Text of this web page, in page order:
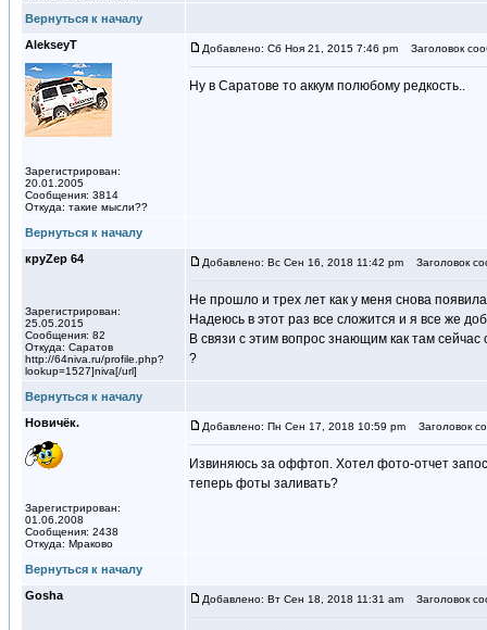
Вернуться к началу
AlekseyT
Зарегистрирован:
20.01.2005
Сообщения: 3814
Откуда: такие мысли??
Добавлено: Сб Ноя 21, 2015 7:46 pm Заголовок
Ну в Саратове то аккум полюбому редкость..
Вернуться к началу
круZер 64
Зарегистрирован:
25.05.2015
Сообщения: 82
Откуда: Саратов
http://64niva.ru/profile.php?
lookup=1527]niva[/url]
Добавлено: Вс Сен 16, 2018 11:42 pm Заголовок
Не прошло и трех лет как у меня снова
Надеюсь в этот раз все сложится и я все же
В связи с этим вопрос знающим как там
?
Вернуться к началу
Новичёк.
Зарегистрирован:
01.06.2008
Сообщения: 2438
Откуда: Мраково
Добавлено: Пн Сен 17, 2018 10:59 pm Заголовок
Извиняюсь за оффтоп. Хотел фото-отчет
теперь фоты заливать?
Вернуться к началу
Gosha
Добавлено: Вт Сен 18, 2018 11:31 am Заголовок